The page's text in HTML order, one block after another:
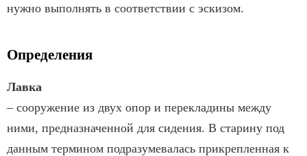
нужно выполнять в соответствии с эскизом.
Определения
Лавка
– сооружение из двух опор и перекладины между
ними, предназначенной для сидения. В старину под
данным термином подразумевалась прикрепленная к